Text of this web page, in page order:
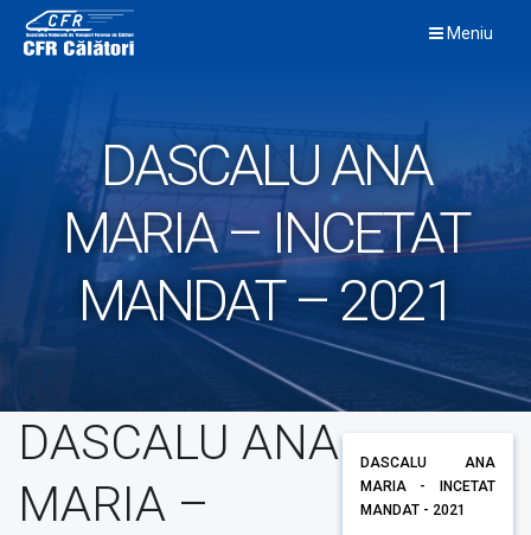
content
Meniu
DASCALU ANA
MARIA – INCETAT
MANDAT – 2021
DASCALU ANA
MARIA –
DASCALU ANA
MARIA - INCETAT
MANDAT - 2021